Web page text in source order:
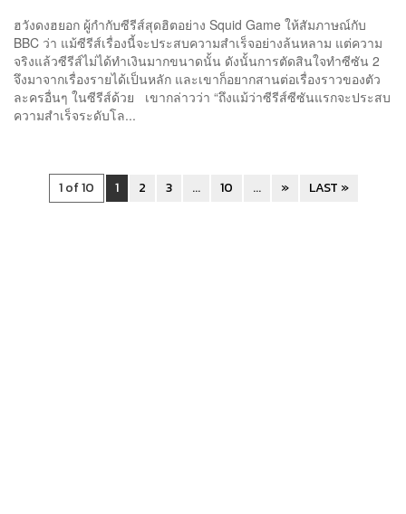
ฮวังดงฮยอก ผู้กำกับซีรีส์สุดฮิตอย่าง Squid Game ให้สัมภาษณ์กับ
BBC ว่า แม้ซีรีส์เรื่องนี้จะประสบความสำเร็จอย่างล้นหลาม แต่ความ
จริงแล้วซีรีส์ไม่ได้ทำเงินมากขนาดนั้น ดังนั้นการตัดสินใจทำซีซัน 2
จึงมาจากเรื่องรายได้เป็นหลัก และเขาก็อยากสานต่อเรื่องราวของตัว
ละครอื่นๆ ในซีรีส์ด้วย เขากล่าวว่า “ถึงแม้ว่าซีรีส์ซีซันแรกจะประสบ
ความสำเร็จระดับโล...
1 of 10 1 2 3 ... 10 ... » LAST »